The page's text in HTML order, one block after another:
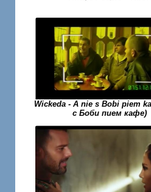
Wickeda - A nie s Bobi piem
с Боби пием кафе)